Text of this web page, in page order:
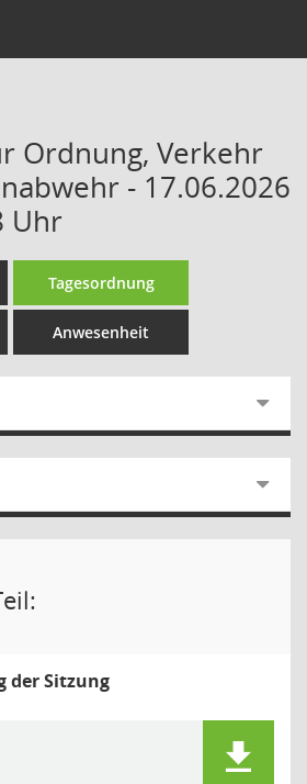
Ordnung, Verkehr
- 17.06.2026
Uhr
Tagesordnung
Anwesenheit
der Sitzung